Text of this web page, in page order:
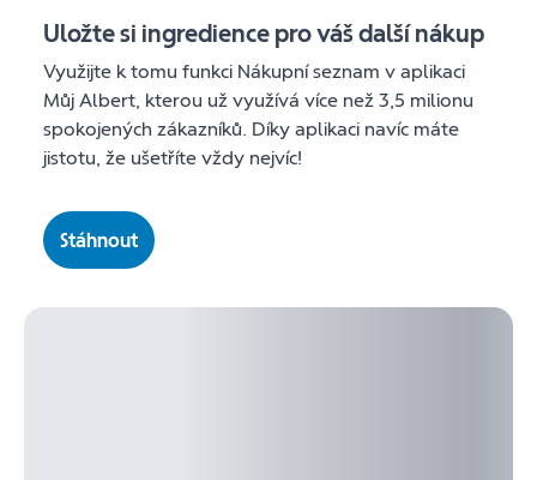
Uložte si ingredience pro váš další nákup
Využijte k tomu funkci Nákupní seznam v aplikaci
Můj Albert, kterou už využívá více než 3,5 milionu
spokojených zákazníků. Díky aplikaci navíc máte
jistotu, že ušetříte vždy nejvíc!
Stáhnout